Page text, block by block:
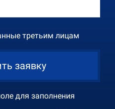
третьим лицам
заявку
для заполнения